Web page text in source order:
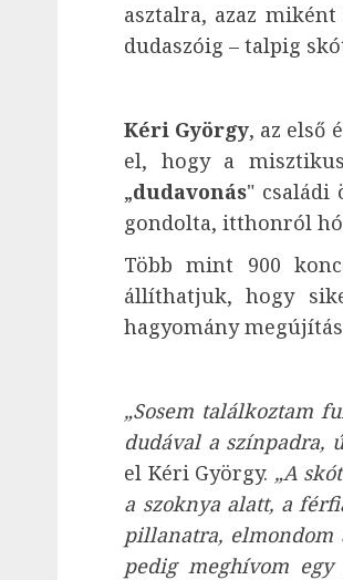
asztalra, azaz
dudaszóig – talpig
Kéri György, az első
el, hogy a
„dudavonás" családi
gondolta, itthonról
Több mint 900
állíthatjuk, hogy
hagyomány
„Sosem találkoztam
dudával a színpadra,
el Kéri György. „A
a szoknya alatt, a
pillanatra,
pedig meghívom